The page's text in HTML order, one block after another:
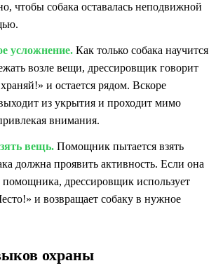
чтобы собака оставалась неподвижной
усложнение. Как только собака научится
возле вещи, дрессировщик говорит
и остается рядом. Вскоре
из укрытия и проходит мимо
внимания.
вещь. Помощник пытается взять
должна проявить активность. Если она
помощника, дрессировщик использует
и возвращает собаку в нужное
охраны